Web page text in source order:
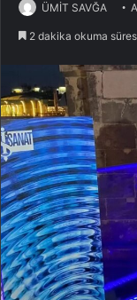
ÜMİT SAVĞA
2 dakika okuma